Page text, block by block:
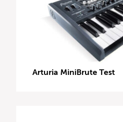
Arturia MiniBrute Test